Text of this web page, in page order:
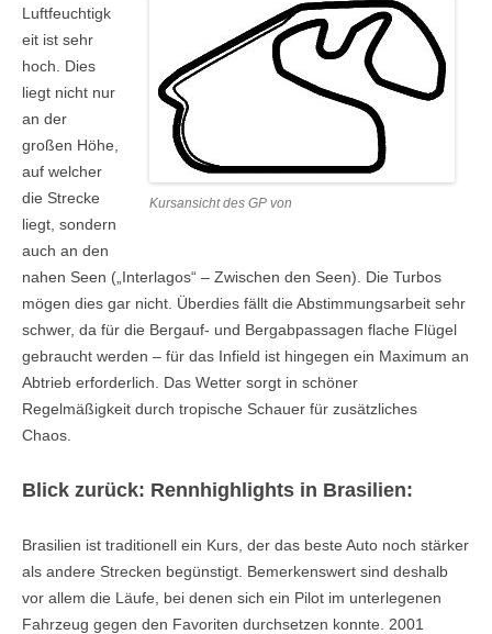
Kursansicht des GP von
Luftfeuchtigk
eit ist sehr
hoch. Dies
liegt nicht nur
an der
großen Höhe,
auf welcher
die Strecke
liegt, sondern
auch an den
nahen Seen („Interlagos“ – Zwischen den Seen). Die Turbos
mögen dies gar nicht. Überdies fällt die Abstimmungsarbeit sehr
schwer, da für die Bergauf- und Bergabpassagen flache Flügel
gebraucht werden – für das Infield ist hingegen ein Maximum an
Abtrieb erforderlich. Das Wetter sorgt in schöner
Regelmäßigkeit durch tropische Schauer für zusätzliches
Chaos.
Blick zurück: Rennhighlights in Brasilien:
Brasilien ist traditionell ein Kurs, der das beste Auto noch stärker
als andere Strecken begünstigt. Bemerkenswert sind deshalb
vor allem die Läufe, bei denen sich ein Pilot im unterlegenen
Fahrzeug gegen den Favoriten durchsetzen konnte. 2001